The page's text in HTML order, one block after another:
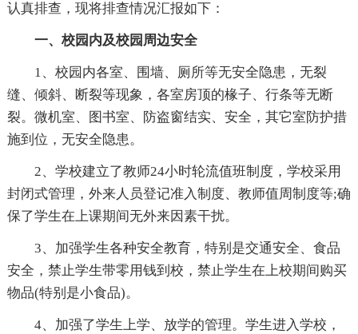
认真排查，现将排查情况汇报如下：
一、校园内及校园周边安全
1、校园内各室、围墙、厕所等无安全隐患，无裂
缝、倾斜、断裂等现象，各室房顶的椽子、行条等无断
裂。微机室、图书室、防盗窗结实、安全，其它室防护措
施到位，无安全隐患。
2、学校建立了教师24小时轮流值班制度，学校采用
封闭式管理，外来人员登记准入制度、教师值周制度等;确
保了学生在上课期间无外来因素干扰。
3、加强学生各种安全教育，特别是交通安全、食品
安全，禁止学生带零用钱到校，禁止学生在上校期间购买
物品(特别是小食品)。
4、加强了学生上学、放学的管理。学生进入学校，